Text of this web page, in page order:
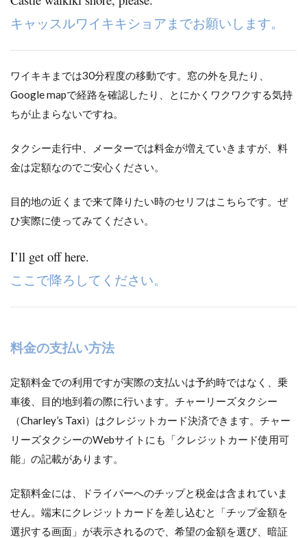
キャッスルワイキキショアまでお願いします。
ワイキキまでは30分程度の移動です。窓の外を見たり、
Google mapで経路を確認したり、とにかくワクワクする気持
ちが止まらないですね。
タクシー走行中、メーターでは料金が増えていきますが、料
金は定額なのでご安心ください。
目的地の近くまで来て降りたい時のセリフはこちらです。ぜ
ひ実際に使ってみてください。
I’ll get off here.
ここで降ろしてください。
料金の支払い方法
定額料金での利用ですが実際の支払いは予約時ではなく、乗
車後、目的地到着の際に行います。チャーリーズタクシー
（Charley’s Taxi）はクレジットカード決済できます。チャー
リーズタクシーのWebサイトにも「クレジットカード使用可
能」の記載があります。
定額料金には、ドライバーへのチップと税金は含まれていま
せん。端末にクレジットカードを差し込むと「チップ金額を
選択する画面」が表示されるので、希望の金額を選び、暗証